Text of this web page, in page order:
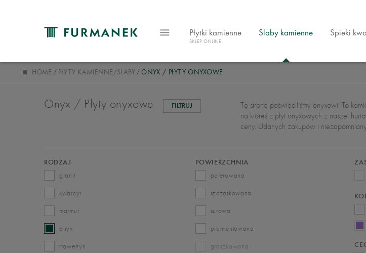
Płytki kamienne
SKLEP ONLINE
Slaby kamienne Spieki
HOME PŁYTY KAMIENNE/SLABY ONYX / PŁYTY ONYXOWE
Onyx / Płyty onyxowe FILTRUJ
Tę stronę poświęciliśmy onyxowi. To
na któreś z płyt onyxowych z naszej
ceny. Udanych zakupów i
RODZAJ
granit
kwarcyt
marmur
onyx
trawertyn
POWIERZCHNIA
polerowana
szczotkowana
surowa
płomieniowana
groszkowana